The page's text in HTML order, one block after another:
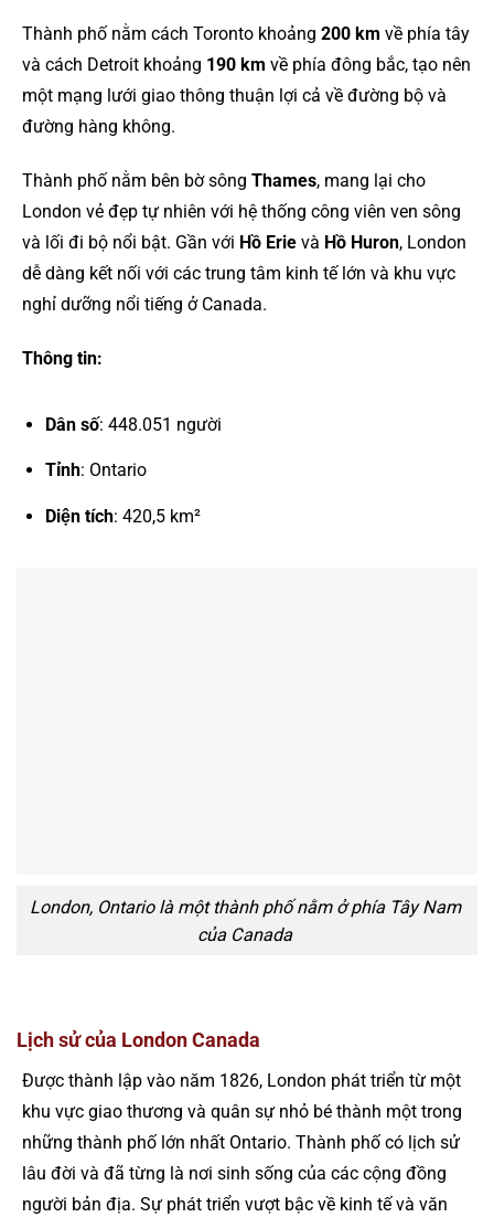
Thành phố nằm cách Toronto khoảng 200 km về phía tây
và cách Detroit khoảng 190 km về phía đông bắc, tạo nên
một mạng lưới giao thông thuận lợi cả về đường bộ và
đường hàng không.
Thành phố nằm bên bờ sông Thames, mang lại cho
London vẻ đẹp tự nhiên với hệ thống công viên ven sông
và lối đi bộ nổi bật. Gần với Hồ Erie và Hồ Huron, London
dễ dàng kết nối với các trung tâm kinh tế lớn và khu vực
nghỉ dưỡng nổi tiếng ở Canada.
Thông tin:
Dân số: 448.051 người
Tỉnh: Ontario
Diện tích: 420,5 km²
London, Ontario là một thành phố nằm ở phía Tây Nam
của Canada
Lịch sử của London Canada
Được thành lập vào năm 1826, London phát triển từ một
khu vực giao thương và quân sự nhỏ bé thành một trong
những thành phố lớn nhất Ontario. Thành phố có lịch sử
lâu đời và đã từng là nơi sinh sống của các cộng đồng
người bản địa. Sự phát triển vượt bậc về kinh tế và văn